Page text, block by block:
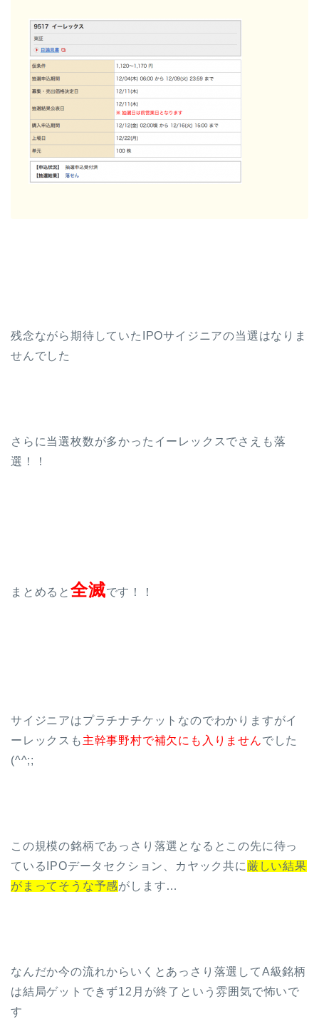
残念ながら期待していたIPOサイジニアの当選はなりま
せんでした
さらに当選枚数が多かったイーレックスでさえも落
選！！
まとめると 全滅です！！
サイジニアはプラチナチケットなのでわかりますがイ
ーレックスも 主幹事野村で補欠にも入りませんでした
(^^;;
この規模の銘柄であっさり落選となるとこの先に待っ
ているIPOデータセクション、カヤック共に 厳しい結果
がまってそうな予感がします…
なんだか今の流れからいくとあっさり落選してA級銘柄
は結局ゲットできず12月が終了という雰囲気で怖いで
す